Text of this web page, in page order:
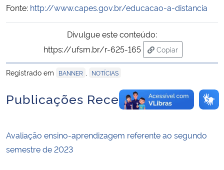
Fonte: http://www.capes.gov.br/educacao-a-distancia
Divulgue este conteúdo:
https://ufsm.br/r-625-165
Copiar
para área de
Registrado em
BANNER NOTÍCIAS
Publicações Recentes
Avaliação ensino-aprendizagem referente ao segundo
semestre de 2023